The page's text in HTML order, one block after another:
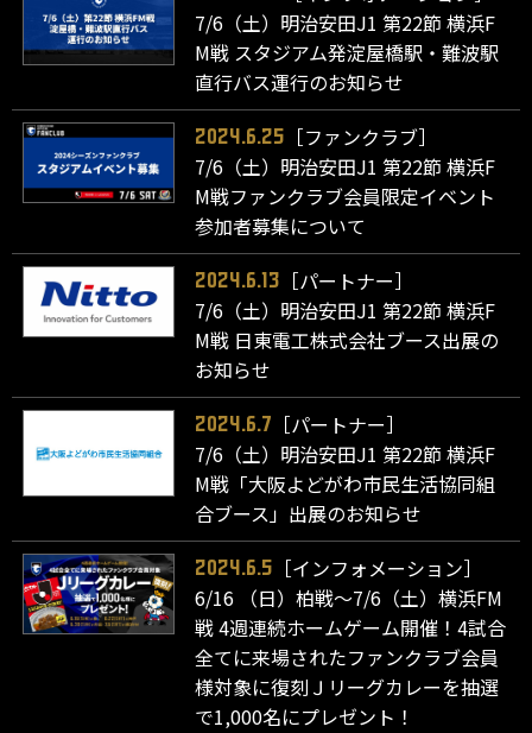
7/6（土）明治安田J1 第22節 横浜F
M戦 スタジアム発淀屋橋駅・難波駅
直行バス運行のお知らせ
2024.6.25
［ファンクラブ］
7/6（土）明治安田J1 第22節 横浜F
M戦ファンクラブ会員限定イベント
参加者募集について
2024.6.13
［パートナー］
7/6（土）明治安田J1 第22節 横浜F
M戦 日東電工株式会社ブース出展の
お知らせ
2024.6.7
［パートナー］
7/6（土）明治安田J1 第22節 横浜F
M戦「大阪よどがわ市民生活協同組
合ブース」出展のお知らせ
2024.6.5
［インフォメーション］
6/16 （日）柏戦～7/6（土）横浜FM
戦 4週連続ホームゲーム開催！4試合
全てに来場されたファンクラブ会員
様対象に復刻Ｊリーグカレーを抽選
で1,000名にプレゼント！